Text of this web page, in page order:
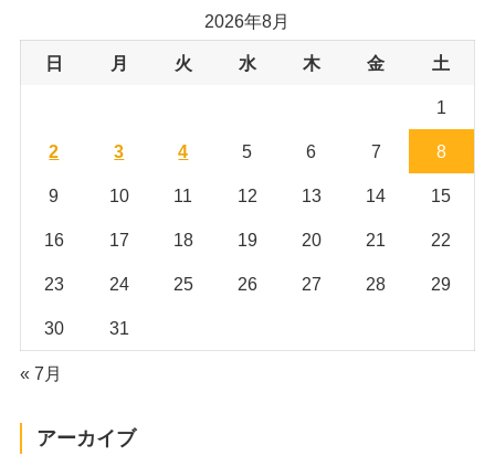
2026年8月
日 月 火 水 木 金 土
1
2 3 4 5 6 7 8
9 10 11 12 13 14 15
16 17 18 19 20 21 22
23 24 25 26 27 28 29
30 31
« 7月
アーカイブ